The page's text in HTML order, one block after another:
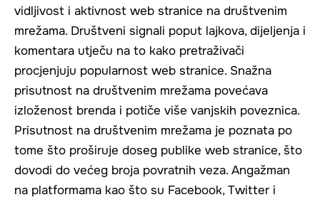
vidljivost i aktivnost web stranice na društvenim
mrežama. Društveni signali poput lajkova, dijeljenja i
komentara utječu na to kako pretraživači
procjenjuju popularnost web stranice. Snažna
prisutnost na društvenim mrežama povećava
izloženost brenda i potiče više vanjskih poveznica.
Prisutnost na društvenim mrežama je poznata po
tome što proširuje doseg publike web stranice, što
dovodi do većeg broja povratnih veza. Angažman
na platformama kao što su Facebook, Twitter i